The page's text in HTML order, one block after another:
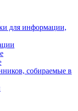
для информации,
собираемые в